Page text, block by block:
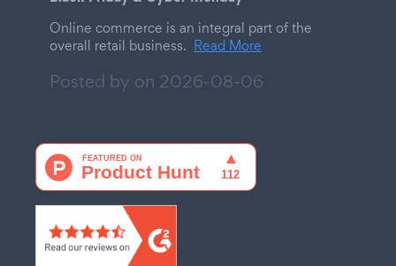
Online commerce is an integral part of the
overall retail business. Read More
Posted by on 2026-08-06